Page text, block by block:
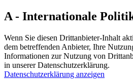
A - Internationale
Wenn Sie diesen Drittanbieter-Inhalt
dem betreffenden Anbieter, Ihre
Informationen zur Nutzung von
in unserer Datenschutzerklärung.
Datenschutzerklärung anzeigen